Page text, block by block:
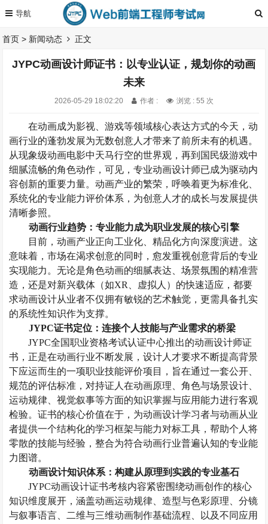
首页 > 新闻动态 正文
JYPC动画设计师证书：以专业认证，规划你的动画
未来
2026-05-29 18:02:20 作者 : 浏览 : 55 次
在动画成为影视、游戏等领域核心表达方式的今天，动
画行业的蓬勃发展为无数创意人才带来了前所未有的机遇。
从现象级动画电影中天马行空的世界观，再到国民级游戏中
细腻流畅的角色动作，可见，专业动画设计师已成为驱动内
容创新的重要力量。动画产业的繁荣，呼唤着更为标准化、
系统化的专业能力评价体系，为创意人才的成长与发展提供
清晰参照。
动画行业趋势：专业能力成为职业发展的核心引擎
目前，动画产业正向工业化、精品化方向深度演进。这
意味着，市场在渴求创意的同时，愈发重视创意背后的专业
实现能力。无论是角色动画的细腻表达、场景氛围的精准营
造，还是对新兴载体（如XR、虚拟人）的快速适应，都要
求动画设计从业者不仅拥有敏锐的艺术触觉 ，更需具备扎实
的系统性知识作为支撑。
JYPC证书定位：连接个人技能与产业需求的桥梁
JYPC全国职业资格考试认证中心推出的动画设计师证
书，正是在动画行业不断发展，设计人才要求不断提高背景
下应运而生的一项职业技能评价项目
， 旨在通过一套公开、
规范的评估标准，对持证人在动画原理、角色与场景设计、
运动规律、视觉叙事等方面的知识掌握与应用能力进行客观
检验。证书的核心价值在于，为动画设计学习者与动画从业
者提供一个结构化的学习框架与能力对标工具，帮助个人将
零散的技能与经验，整合为符合动画行业普遍认知的专业能
力图谱。
动画设计知识体系：构建从原理到实践的专业基石
JYPC动画设计证书考核内容紧密围绕动画创作的核心
知识维度展开，涵盖动画运动规律、造型与色彩原理、分镜
与叙事语言、二维与三维动画制作基础流程、以及不同应用